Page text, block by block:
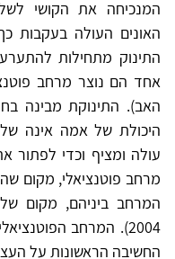
המנכיחה את הקושי
האונים העולה בעקבות
התינוק מתחילות
אחד הם נוצר מרחב
האב). התינוקת מבינה
היכולת של אמה אינה
עולה ומציף וכדי לפתור
מרחב פוטנציאלי, מקום
המרחב ביניהם, מקום של
2004). המרחב
החשיבה הראשונות על